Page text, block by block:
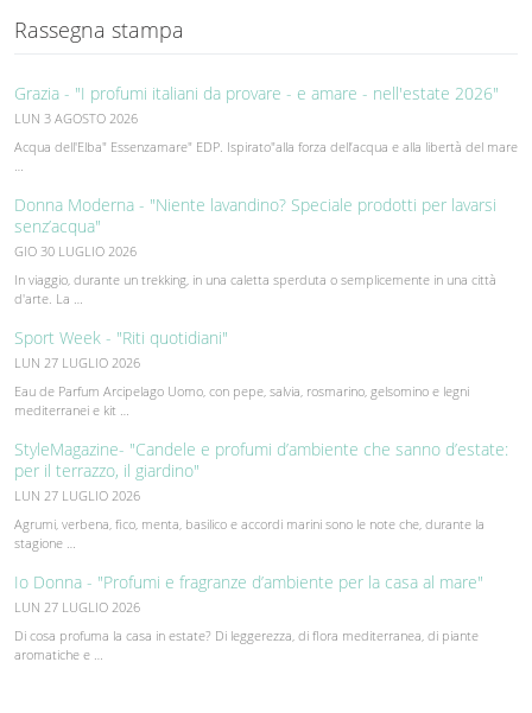
Rassegna stampa
Grazia - "I profumi italiani da provare - e amare - nell'estate 2026"
LUN 3 AGOSTO 2026
Acqua dell'Elba" Essenzamare" EDP. Ispirato"alla forza dell’acqua e alla libertà del mare
Donna Moderna - "Niente lavandino? Speciale prodotti per lavarsi
senz’acqua"
GIO 30 LUGLIO 2026
In viaggio, durante un trekking, in una caletta sperduta o semplicemente in una città
d'arte. La …
Sport Week - "Riti quotidiani"
LUN 27 LUGLIO 2026
Eau de Parfum Arcipelago Uomo, con pepe, salvia, rosmarino, gelsomino e legni
mediterranei e kit …
StyleMagazine- "Candele e profumi d’ambiente che sanno d’estate:
per il terrazzo, il giardino"
LUN 27 LUGLIO 2026
Agrumi, verbena, fico, menta, basilico e accordi marini sono le note che, durante la
stagione …
Io Donna - "Profumi e fragranze d’ambiente per la casa al mare"
LUN 27 LUGLIO 2026
Di cosa profuma la casa in estate? Di leggerezza, di flora mediterranea, di piante
aromatiche e …